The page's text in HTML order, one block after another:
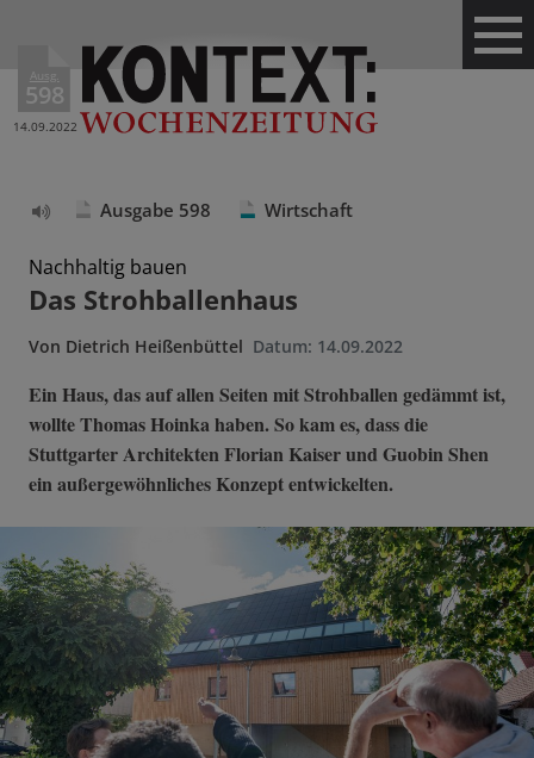
Ausg.
598
14.09.2022
vorlesen
Ausgabe 598 Wirtschaft
Nachhaltig bauen
Das Strohballenhaus
Von Dietrich Heißenbüttel Datum: 14.09.2022
Ein Haus, das auf allen Seiten mit Strohballen gedämmt ist,
wollte Thomas Hoinka haben. So kam es, dass die
Stuttgarter Architekten Florian Kaiser und Guobin Shen
ein außergewöhnliches Konzept entwickelten.